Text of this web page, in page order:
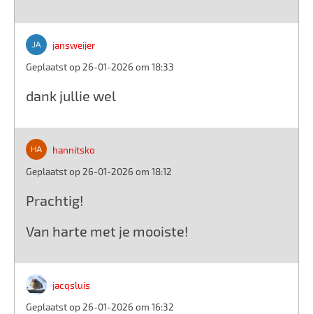
jansweijer
Geplaatst op 26-01-2026 om 18:33
dank jullie wel
hannitsko
Geplaatst op 26-01-2026 om 18:12
Prachtig!
Van harte met je mooiste!
jacqsluis
Geplaatst op 26-01-2026 om 16:32